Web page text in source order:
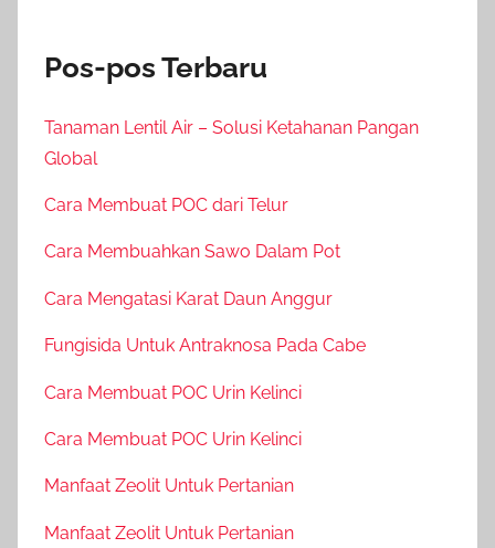
Pos-pos Terbaru
Tanaman Lentil Air – Solusi Ketahanan Pangan
Global
Cara Membuat POC dari Telur
Cara Membuahkan Sawo Dalam Pot
Cara Mengatasi Karat Daun Anggur
Fungisida Untuk Antraknosa Pada Cabe
Cara Membuat POC Urin Kelinci
Cara Membuat POC Urin Kelinci
Manfaat Zeolit Untuk Pertanian
Manfaat Zeolit Untuk Pertanian